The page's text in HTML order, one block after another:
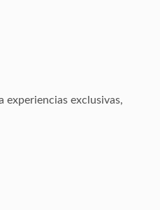
experiencias exclusivas,